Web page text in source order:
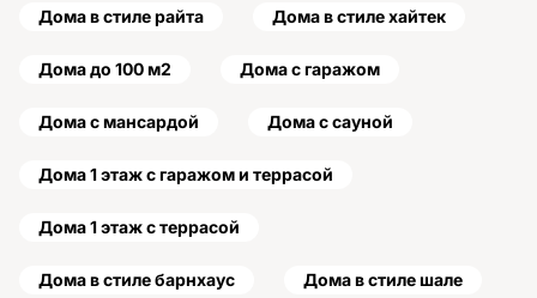
Дома в стиле райта Дома в стиле хайтек
Дома до 100 м2 Дома с гаражом
Дома с мансардой Дома с сауной
Дома 1 этаж с гаражом и террасой
Дома 1 этаж с террасой
Дома в стиле барнхаус Дома в стиле шале